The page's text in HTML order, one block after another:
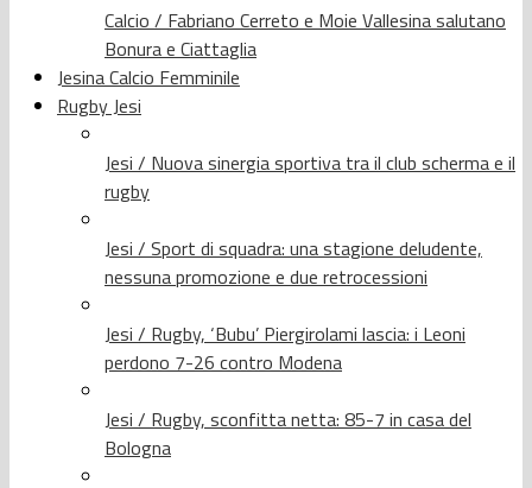
Calcio / Fabriano Cerreto e Moie Vallesina salutano
Bonura e Ciattaglia
Jesina Calcio Femminile
Rugby Jesi
Jesi / Nuova sinergia sportiva tra il club scherma e il
rugby
Jesi / Sport di squadra: una stagione deludente,
nessuna promozione e due retrocessioni
Jesi / Rugby, ‘Bubu’ Piergirolami lascia: i Leoni
perdono 7-26 contro Modena
Jesi / Rugby, sconfitta netta: 85-7 in casa del
Bologna